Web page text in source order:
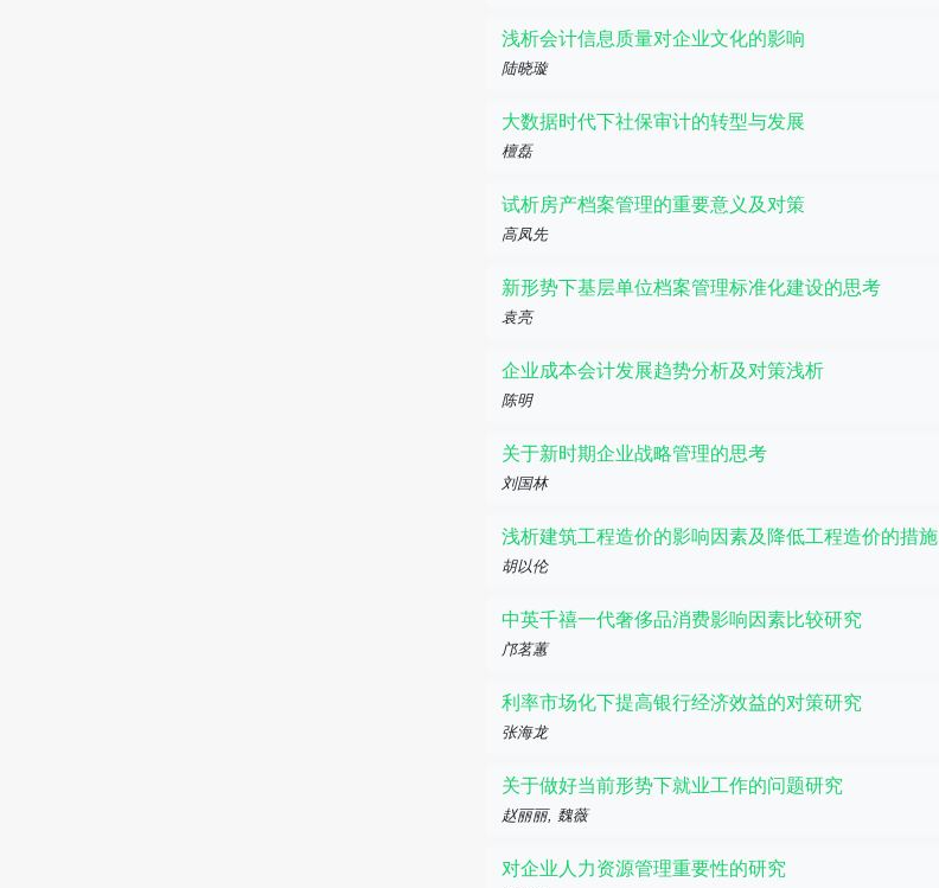
浅析会计信息质量对企业文化的影响
陆晓璇
大数据时代下社保审计的转型与发展
檀磊
试析房产档案管理的重要意义及对策
高凤先
新形势下基层单位档案管理标准化建设的思考
袁亮
企业成本会计发展趋势分析及对策浅析
陈明
关于新时期企业战略管理的思考
刘国林
浅析建筑工程造价的影响因素及降低工程造价的措施
胡以伦
中英千禧一代奢侈品消费影响因素比较研究
邝茗蕙
利率市场化下提高银行经济效益的对策研究
张海龙
关于做好当前形势下就业工作的问题研究
赵丽丽, 魏薇
对企业人力资源管理重要性的研究